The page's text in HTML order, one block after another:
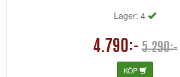
Lager: 4
4.790:- 5.290:-
KÖP